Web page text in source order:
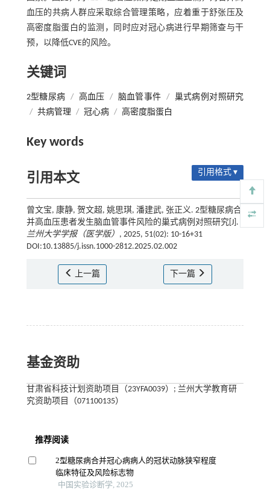
血压的共病人群应采取综合管理策略，应着重于舒张压及
高密度脂蛋白的监测，同时应对冠心病进行早期筛查与干
预，以降低CVE的风险。
关键词
2型糖尿病 / 高血压 / 脑血管事件 / 巢式病例对照研究
/ 共病管理 / 冠心病 / 高密度脂蛋白
Key words
引用本文 引用格式 ▾
曾文宝, 康静, 贺文超, 姚思琪, 潘建武, 张正义. 2型糖尿病合
并高血压患者发生脑血管事件风险的巢式病例对照研究[J].
兰州大学学报（医学版） , 2025, 51(02): 10-16+31
DOI:10.13885/j.issn.1000-2812.2025.02.002
上一篇 下一篇
基金资助
甘肃省科技计划资助项目（23YFA0039）; 兰州大学教育研
究资助项目（071100135）